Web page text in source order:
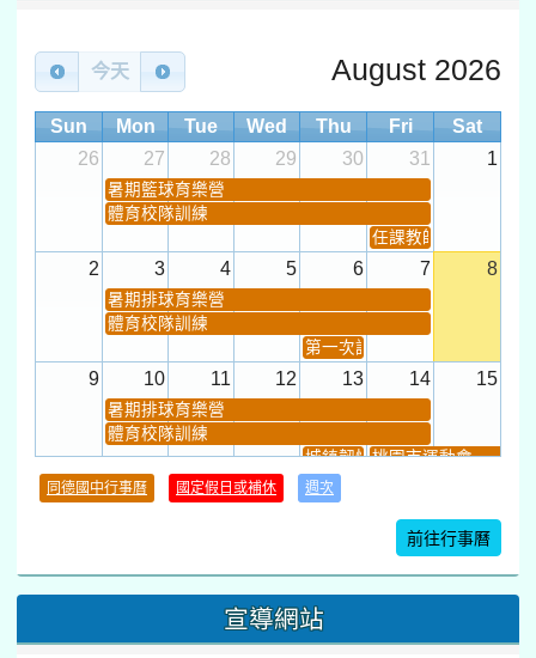
今天 August 2026
Sun Mon Tue Wed Thu Fri
Sat
26
27 28 29 30 31 1
暑期籃球育樂營
體育校隊訓練
任課教師抽籤
2 3 4 5 6 7 8
暑期排球育樂營
體育校隊訓練
第一次課發會 (12:30~)
9 10 11 12 13 14 15
暑期排球育樂營
體育校隊訓練
城鎮韌性(防空)演習
桃園市運動會
暑期體育育樂營結束
21 22
桃園市運動會
數感實驗夏令營(整天)
同德國中行事曆 國定假日或補休 週次
前往行事曆
宣導網站